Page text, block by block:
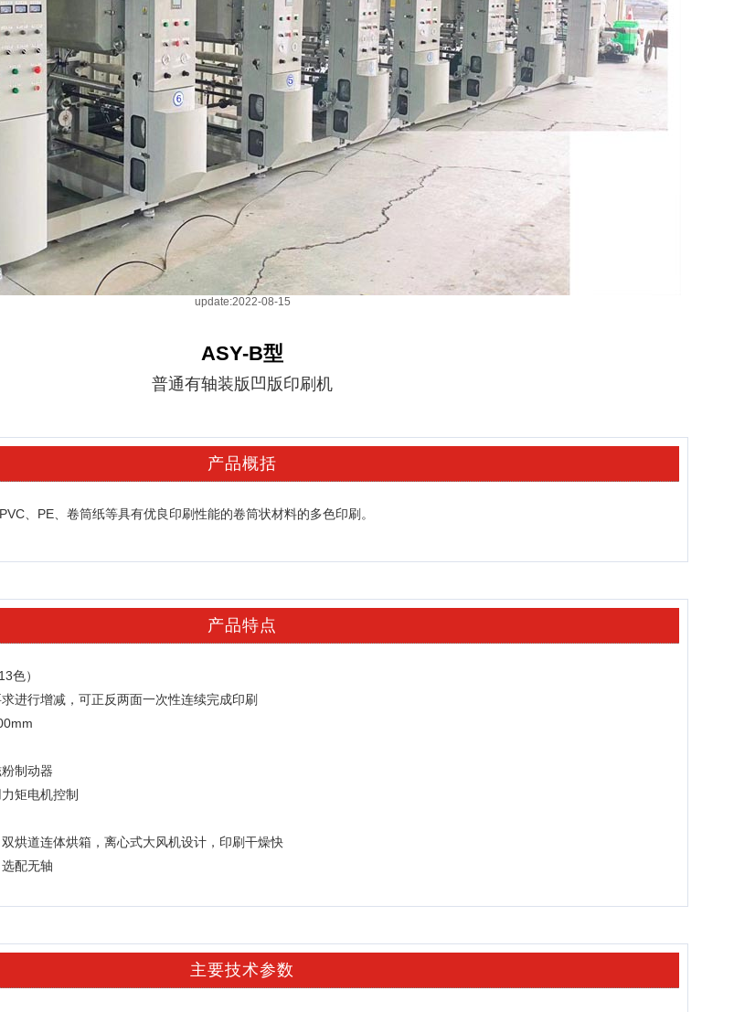
update:2022-08-15
ASY-B型
普通有轴装版凹版印刷机
产品概括
、PE、卷筒纸等具有优良印刷性能的卷筒状材料的多色印刷。
产品特点
色）
进行增减，可正反两面一次性连续完成印刷
制动器
矩电机控制
烘道连体烘箱，离心式大风机设计，印刷干燥快
配无轴
主要技术参数